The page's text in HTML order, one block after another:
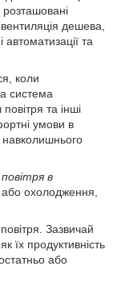
розташовані
дешева,
та
коли
система
та інші
умови в
в
або охолодження,
Зазвичай
їх продуктивність
або